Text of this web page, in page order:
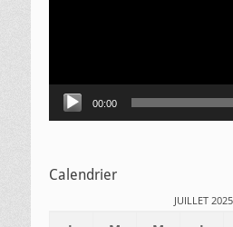
00:00
Calendrier
JUILLET 2025